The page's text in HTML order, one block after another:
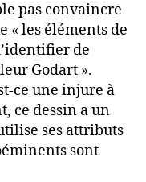
pas convaincre
« les éléments de
de
Godart ».
ce une injure à
ce dessin a un
ses attributs
sont